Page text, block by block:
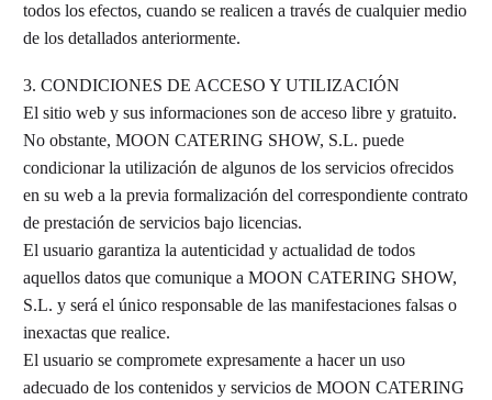
todos los efectos, cuando se realicen a través de cualquier medio
de los detallados anteriormente.
3. CONDICIONES DE ACCESO Y UTILIZACIÓN
El sitio web y sus informaciones son de acceso libre y gratuito.
No obstante, MOON CATERING SHOW, S.L. puede
condicionar la utilización de algunos de los servicios ofrecidos
en su web a la previa formalización del correspondiente contrato
de prestación de servicios bajo licencias.
El usuario garantiza la autenticidad y actualidad de todos
aquellos datos que comunique a MOON CATERING SHOW,
S.L. y será el único responsable de las manifestaciones falsas o
inexactas que realice.
El usuario se compromete expresamente a hacer un uso
adecuado de los contenidos y servicios de MOON CATERING